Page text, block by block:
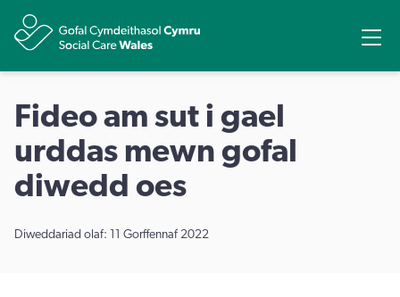
Fideo am sut i gael
urddas mewn gofal
diwedd oes
Diweddariad olaf: 11 Gorffennaf 2022